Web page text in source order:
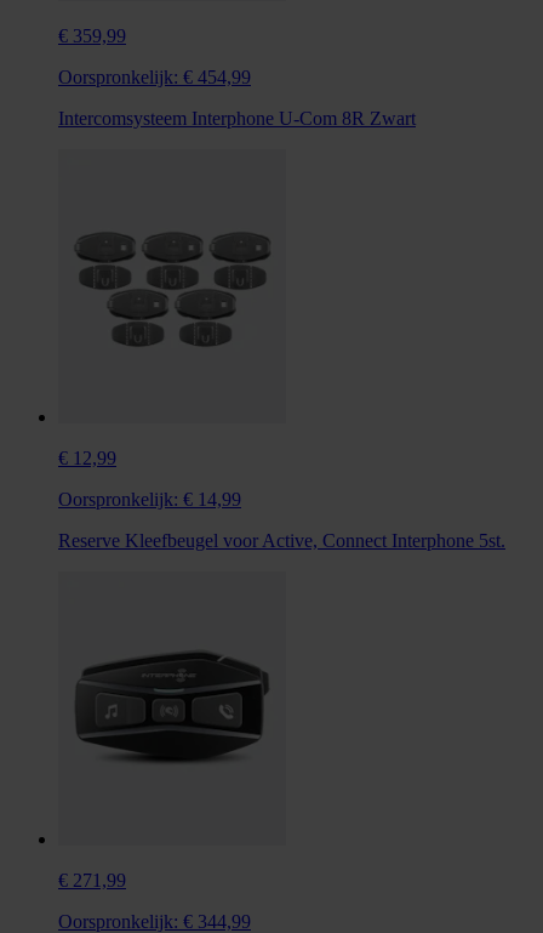
€ 359,99
Oorspronkelijk: € 454,99
Intercomsysteem Interphone U-Com 8R Zwart
€ 12,99
Oorspronkelijk: € 14,99
Reserve Kleefbeugel voor Active, Connect Interphone 5st.
€ 271,99
Oorspronkelijk: € 344,99